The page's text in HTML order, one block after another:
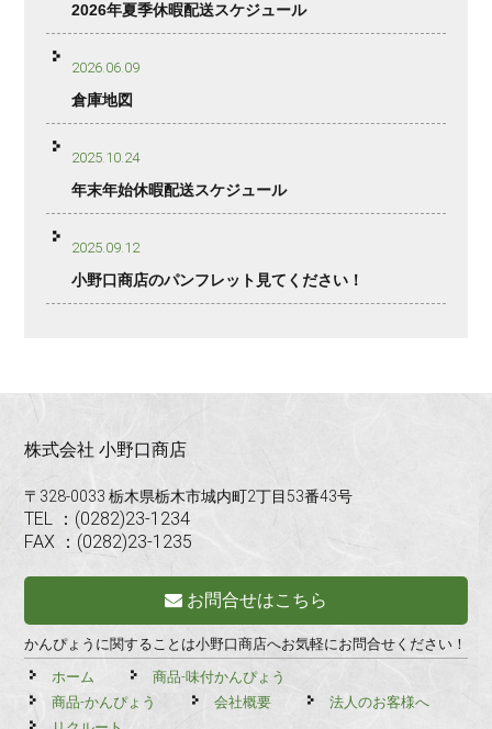
2026年夏季休暇配送スケジュール
2026.06.09
倉庫地図
2025.10.24
年末年始休暇配送スケジュール
2025.09.12
小野口商店のパンフレット見てください！
株式会社 小野口商店
〒328-0033 栃木県栃木市城内町2丁目53番43号
TEL ：(0282)23-1234
FAX ：(0282)23-1235
お問合せはこちら
かんぴょうに関することは小野口商店へお気軽にお問合せください！
ホーム
商品-味付かんぴょう
商品-かんぴょう
会社概要
法人のお客様へ